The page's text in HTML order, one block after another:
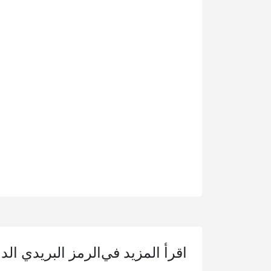
اقرأ المزيد في الرمز البريدي